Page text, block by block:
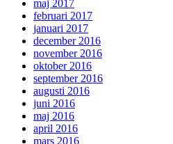
maj 2017
februari 2017
januari 2017
december 2016
november 2016
oktober 2016
september 2016
augusti 2016
juni 2016
maj 2016
april 2016
mars 2016